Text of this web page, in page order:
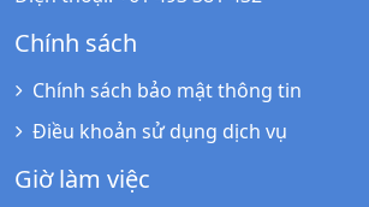
Chính sách
Chính sách bảo mật thông tin
Điều khoản sử dụng dịch vụ
Giờ làm việc